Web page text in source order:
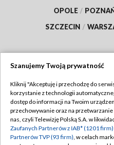
OPOLE /
SZCZECIN /
Abonament TVP
Emisja w TVP
Centrum informacji TVP
Polityka
Szanujemy Twoją prywatność
Kliknij "Akceptuję i przechodzę do
korzystanie z technologii
dostęp do informacji na Twoim
przechowywanie oraz na
nas, czyli Telewizję Polską S.A. w
Zaufanych Partnerów z IAB* (1201 firm)
Partnerów TVP (93 firm), w celach